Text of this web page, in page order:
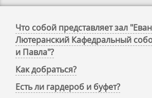
Что собой представляет зал
Лютеранский Кафедральный
и Павла"?
Как добраться?
Есть ли гардероб и буфет?